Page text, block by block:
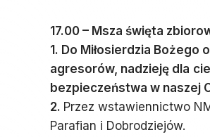
17.00 – Msza święta
1. Do Miłosierdzia Bożego
agresorów, nadzieję dla
bezpieczeństwa w naszej
2. Przez wstawiennictwo
Parafian i Dobrodziejów.